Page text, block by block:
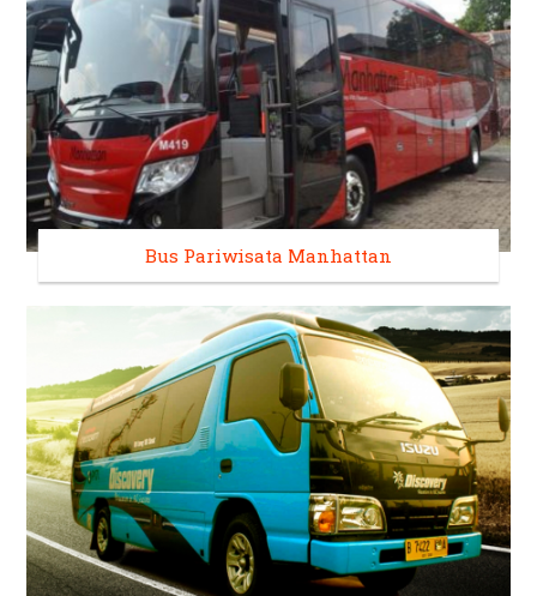
Bus Pariwisata Manhattan